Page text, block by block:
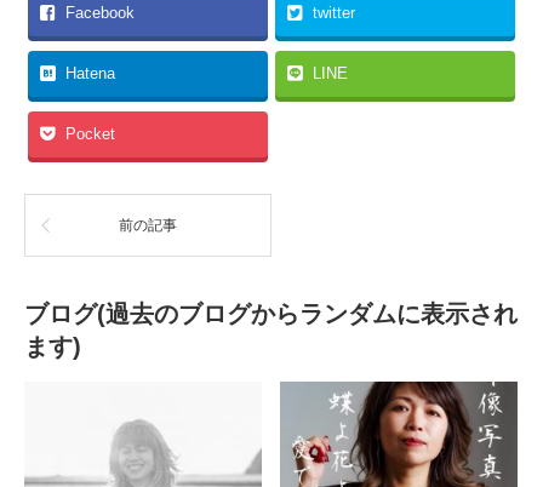
Facebook twitter
Hatena LINE
Pocket
前の記事
ブログ(過去のブログからランダムに表示され
ます)